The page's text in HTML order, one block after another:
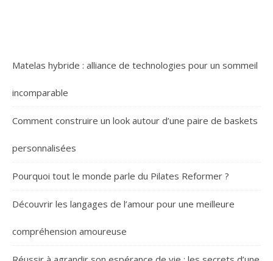
Matelas hybride : alliance de technologies pour un sommeil
incomparable
Comment construire un look autour d’une paire de baskets
personnalisées
Pourquoi tout le monde parle du Pilates Reformer ?
Découvrir les langages de l’amour pour une meilleure
compréhension amoureuse